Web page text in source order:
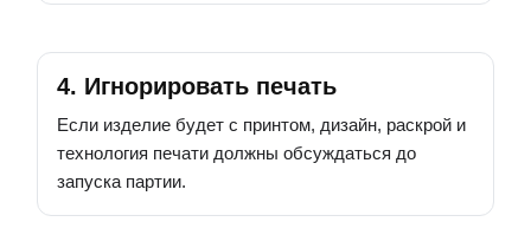
4. Игнорировать печать
Если изделие будет с принтом, дизайн, раскрой и
технология печати должны обсуждаться до
запуска партии.